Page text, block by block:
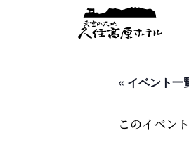
« イベント一
このイベン